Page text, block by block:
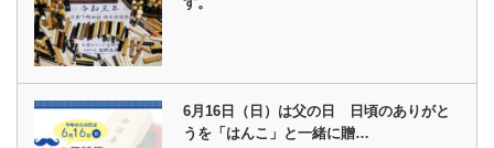
6月16日（日）は父の日 日頃のありがと
うを「はんこ」と一緒に贈…